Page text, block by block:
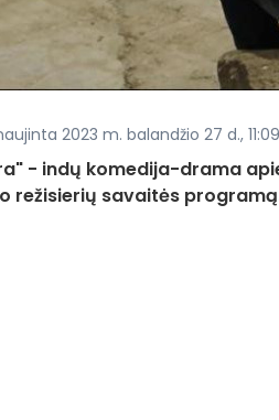
2023 m. balandžio 27 d.,
- indų komedija-drama
režisierių savaitės